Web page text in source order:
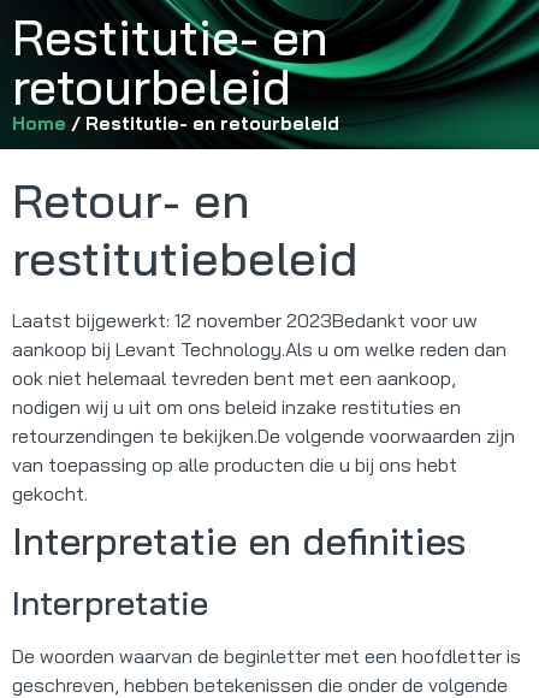
Restitutie- en
retourbeleid
Home / Restitutie- en retourbeleid
Retour- en
restitutiebeleid
Laatst bijgewerkt: 12 november 2023Bedankt voor uw
aankoop bij Levant Technology.Als u om welke reden dan
ook niet helemaal tevreden bent met een aankoop,
nodigen wij u uit om ons beleid inzake restituties en
retourzendingen te bekijken.De volgende voorwaarden zijn
van toepassing op alle producten die u bij ons hebt
gekocht.
Interpretatie en definities
Interpretatie
De woorden waarvan de beginletter met een hoofdletter is
geschreven, hebben betekenissen die onder de volgende